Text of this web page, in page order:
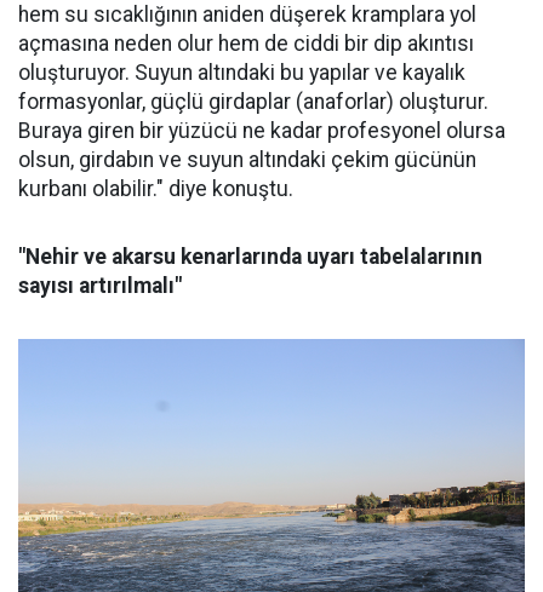
hem su sıcaklığının aniden düşerek kramplara yol
açmasına neden olur hem de ciddi bir dip akıntısı
oluşturuyor. Suyun altındaki bu yapılar ve kayalık
formasyonlar, güçlü girdaplar (anaforlar) oluşturur.
Buraya giren bir yüzücü ne kadar profesyonel olursa
olsun, girdabın ve suyun altındaki çekim gücünün
kurbanı olabilir." diye konuştu.
"Nehir ve akarsu kenarlarında uyarı tabelalarının
sayısı artırılmalı"